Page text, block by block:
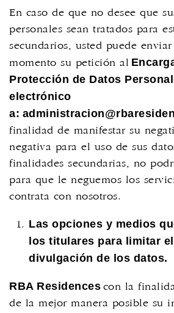
En caso de que no desee que
personales sean tratados para
secundarios, usted puede enviar
momento su petición al
Protección de Datos
electrónico
a:
finalidad de manifestar su
negativa para el uso de sus
finalidades secundarias, no
para que le neguemos los
contrata con nosotros.
Las opciones y medios
los titulares para limitar
divulgación de los datos.
RBA Residences con la
de la mejor manera posible su